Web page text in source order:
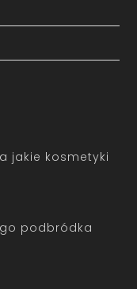
jakie kosmetyki
podbródka